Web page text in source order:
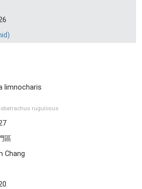
limnocharis
rugulosus
區
Chang